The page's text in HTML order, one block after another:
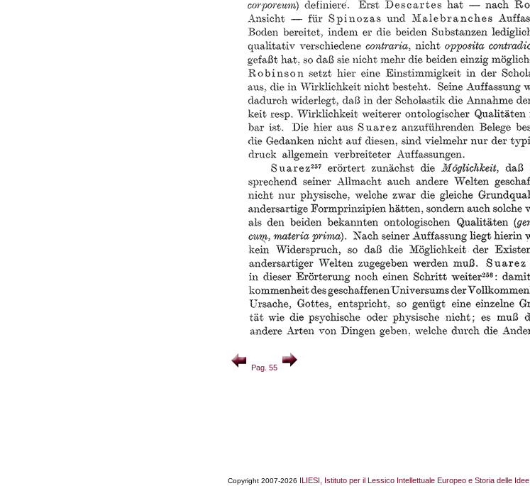
Pag. 55
Copyright 2007-2026 ILIESI, Istituto per il Lessico Intellettuale Europeo e Storia delle Idee